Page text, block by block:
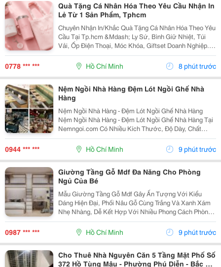
Quà Tặng Cá Nhân Hóa Theo Yêu Cầu Nhận In
Lẻ Từ 1 Sản Phẩm, Tphcm
Chuyên Nhận In/Khắc Quà Tặng Cá Nhân Hóa Theo Yêu
Cầu Tại Tp.hcm &Mdash; Ly Sứ, Bình Giữ Nhiệt, Túi
Vải, Ốp Điện Thoại, Móc Khóa, Giftset Doanh Nghiệp. -
Nhận In Lẻ Từ 1 Sản Phẩm, Không Bắt Số Lượng Tối
Thiểu - Khắc Tên, In Hình, In Logo Theo...
0778 *** *** Hồ Chí Minh 8 phút trước
Nệm Ngồi Nhà Hàng Đệm Lót Ngồi Ghế Nhà
Hàng
Nệm Ngồi Nhà Hàng - Đệm Lót Ngồi Ghế Nhà Hàng
Nệm Ngồi Nhà Hàng - Đệm Lót Ngồi Ghế Nhà Hàng Tại
Nemngoi.com Có Nhiều Kích Thước, Độ Dày, Chất
Liệu, Màu Sắc Và Kiểu Dáng Để Lựa Chọn Theo Nhu
Cầu. Sản Phẩm Nhận Số Lượng Sỉ Lẻ, Đang Có Khuyến
Mãi, Ưu...
0944 *** *** Hồ Chí Minh 9 phút trước
Giường Tầng Gỗ Mdf Đa Năng Cho Phòng
Ngủ Của Bé
Mẫu Giường Tầng Gỗ Mdf Gây Ấn Tượng Với Kiểu
Dáng Hiện Đại, Phối Nâu Gỗ Cùng Trắng Và Xanh Xám
Nhẹ Nhàng, Dễ Kết Hợp Với Nhiều Phong Cách Phòng
Ngủ. Thiết Kế Tận Dụng Tốt Chiều Cao, Giúp Khu Vực
Nội Thất Trẻ Em Trở Nên Gọn Gàng Mà Vẫn Đảm Bảo
Đầy Đủ...
0987 *** *** Hồ Chí Minh 9 phút trước
Cho Thuê Nhà Nguyên Căn 5 Tầng Mặt Phố Số
372 Hồ Tùng Mậu - Phường Phú Diễn - Bắc Từ